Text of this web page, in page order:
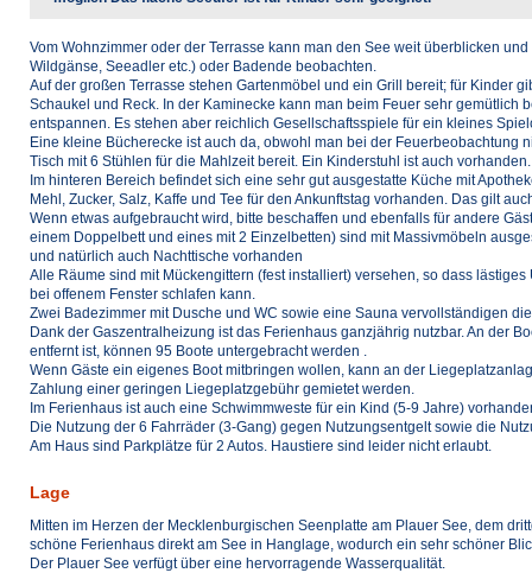
Vom Wohnzimmer oder der Terrasse kann man den See weit überblicken
Wildgänse, Seeadler etc.) oder Badende beobachten.
Auf der großen Terrasse stehen Gartenmöbel und ein Grill bereit; für Kinder
Schaukel und Reck. In der Kaminecke kann man beim Feuer sehr gemütlich
entspannen. Es stehen aber reichlich Gesellschaftsspiele für ein kleines
Eine kleine Bücherecke ist auch da, obwohl man bei der Feuerbeobachtung
Tisch mit 6 Stühlen für die Mahlzeit bereit. Ein Kinderstuhl ist auch vorhanden.
Im hinteren Bereich befindet sich eine sehr gut ausgestatte Küche mit
Mehl, Zucker, Salz, Kaffe und Tee für den Ankunftstag vorhanden. Das gilt
Wenn etwas aufgebraucht wird, bitte beschaffen und ebenfalls für andere
einem Doppelbett und eines mit 2 Einzelbetten) sind mit Massivmöbeln
und natürlich auch Nachttische vorhanden
Alle Räume sind mit Mückengittern (fest installiert) versehen, so dass
bei offenem Fenster schlafen kann.
Zwei Badezimmer mit Dusche und WC sowie eine Sauna vervollständigen
Dank der Gaszentralheizung ist das Ferienhaus ganzjährig nutzbar. An der
entfernt ist, können 95 Boote untergebracht werden .
Wenn Gäste ein eigenes Boot mitbringen wollen, kann an der
Zahlung einer geringen Liegeplatzgebühr gemietet werden.
Im Ferienhaus ist auch eine Schwimmweste für ein Kind (5-9 Jahre)
Die Nutzung der 6 Fahrräder (3-Gang) gegen Nutzungsentgelt sowie die
Am Haus sind Parkplätze für 2 Autos. Haustiere sind leider nicht erlaubt.
Lage
Mitten im Herzen der Mecklenburgischen Seenplatte am Plauer See, dem
schöne Ferienhaus direkt am See in Hanglage, wodurch ein sehr schöner
Der Plauer See verfügt über eine hervorragende Wasserqualität.